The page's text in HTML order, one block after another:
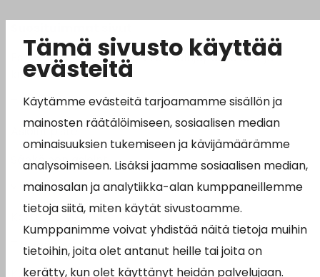
Tämä sivusto käyttää
evästeitä
Käytämme evästeitä tarjoamamme sisällön ja
mainosten räätälöimiseen, sosiaalisen median
ominaisuuksien tukemiseen ja kävijämäärämme
analysoimiseen. Lisäksi jaamme sosiaalisen median,
mainosalan ja analytiikka-alan kumppaneillemme
tietoja siitä, miten käytät sivustoamme.
Kumppanimme voivat yhdistää näitä tietoja muihin
tietoihin, joita olet antanut heille tai joita on
kerätty, kun olet käyttänyt heidän palvelujaan.
Esityslistat, pöytäkirjat, viranhaltijapäätökset ja
kuulutukset
Tietoa ja ohjeistusta koronavirukseen liittyen
Asiointipiste
Sähköinen asiointi
Yhteydenotto
Karttapalvelu
Tilavaraus